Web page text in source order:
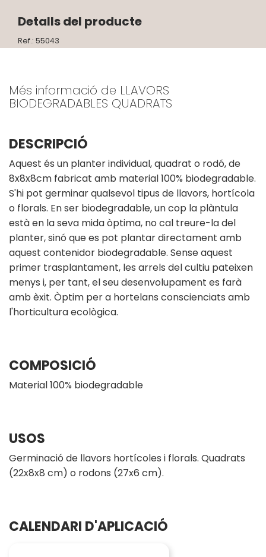
Detalls del producte
Ref.: 55043
Més informació de LLAVORS
BIODEGRADABLES QUADRATS
DESCRIPCIÓ
Aquest és un planter individual, quadrat o rodó, de
8x8x8cm fabricat amb material 100% biodegradable.
S'hi pot germinar qualsevol tipus de llavors, hortícola
o florals. En ser biodegradable, un cop la plàntula
està en la seva mida òptima, no cal treure-la del
planter, sinó que es pot plantar directament amb
aquest contenidor biodegradable. Sense aquest
primer trasplantament, les arrels del cultiu pateixen
menys i, per tant, el seu desenvolupament es farà
amb èxit. Òptim per a hortelans conscienciats amb
l'horticultura ecològica.
COMPOSICIÓ
Material 100% biodegradable
USOS
Germinació de llavors hortícoles i florals. Quadrats
(22x8x8 cm) o rodons (27x6 cm).
CALENDARI D'APLICACIÓ